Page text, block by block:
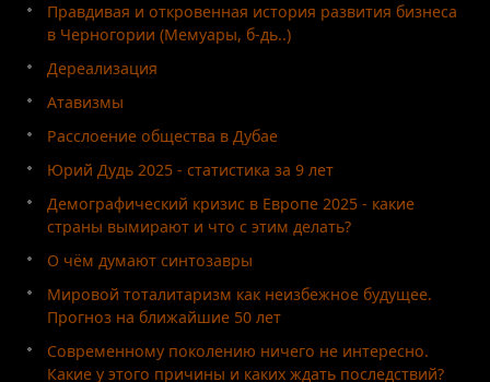
Правдивая и откровенная история развития бизнеса
в Черногории (Мемуары, б-дь..)
Дереализация
Атавизмы
Расслоение общества в Дубае
Юрий Дудь 2025 - статистика за 9 лет
Демографический кризис в Европе 2025 - какие
страны вымирают и что с этим делать?
О чём думают синтозавры
Мировой тоталитаризм как неизбежное будущее.
Прогноз на ближайшие 50 лет
Современному поколению ничего не интересно.
Какие у этого причины и каких ждать последствий?